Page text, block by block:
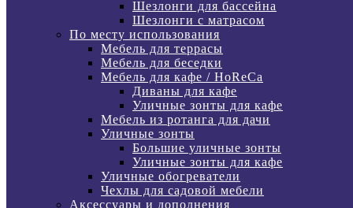
Шезлонги для бассейна
Шезлонги с матрасом
По месту использования
Мебель для террасы
Мебель для беседки
Мебель для кафе / HoReCa
Диваны для кафе
Уличные зонты для кафе
Мебель из ротанга для дачи
Уличные зонты
Большие уличные зонты
Уличные зонты для кафе
Уличные обогреватели
Чехлы для садовой мебели
Аксессуары и дополнения